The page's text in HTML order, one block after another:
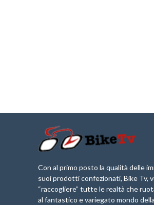
Con al primo posto la qualità delle
suoi prodotti confezionati, Bike Tv,
“raccogliere” tutte le realtà che
al fantastico e variegato mondo